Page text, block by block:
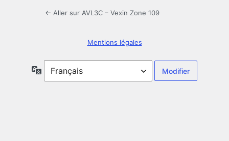
← Aller sur AVL3C – Vexin Zone 109
Mentions légales
Langue